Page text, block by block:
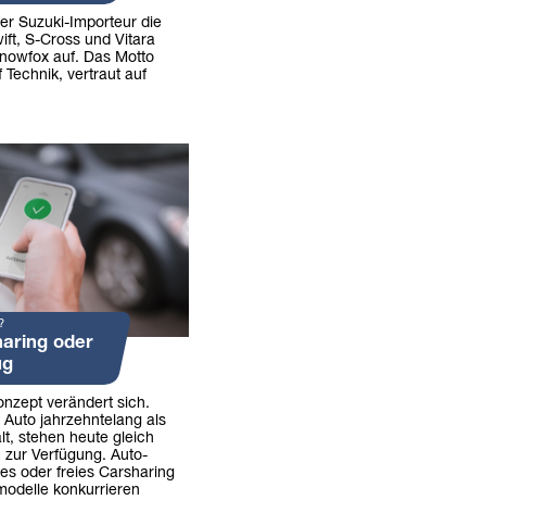
Suzuki-Importeur die
S-Cross und Vitara
auf. Das Motto
vertraut auf
oder
verändert sich.
jahrzehntelang als
stehen heute gleich
Verfügung. Auto-
oder freies Carsharing
konkurrieren